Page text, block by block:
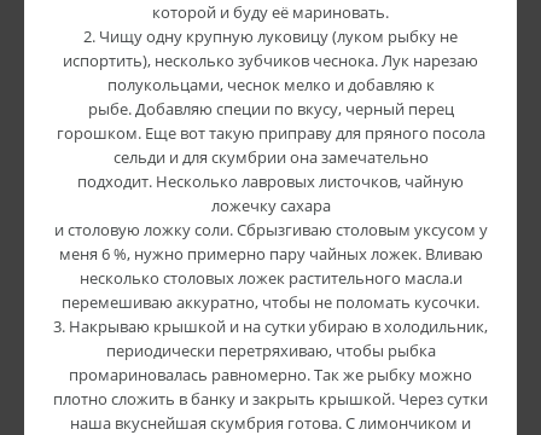
которой и буду её мариновать.
2. Чищу одну крупную луковицу (луком рыбку не
испортить), несколько зубчиков чеснока. Лук нарезаю
полукольцами, чеснок мелко и добавляю к
рыбе. Добавляю специи по вкусу, черный перец
горошком. Еще вот такую приправу для пряного посола
сельди и для скумбрии она замечательно
подходит. Несколько лавровых листочков, чайную
ложечку сахара
и столовую ложку соли. Сбрызгиваю столовым уксусом у
меня 6 %, нужно примерно пару чайных ложек. Вливаю
несколько столовых ложек растительного масла.и
перемешиваю аккуратно, чтобы не поломать кусочки.
3. Накрываю крышкой и на сутки убираю в холодильник,
периодически перетряхиваю, чтобы рыбка
промариновалась равномерно. Так же рыбку можно
плотно сложить в банку и закрыть крышкой. Через сутки
наша вкуснейшая скумбрия готова. С лимончиком и